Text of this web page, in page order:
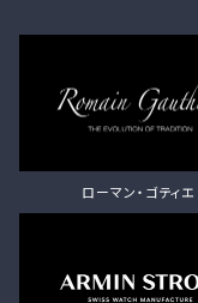
ローマン・ゴティエ